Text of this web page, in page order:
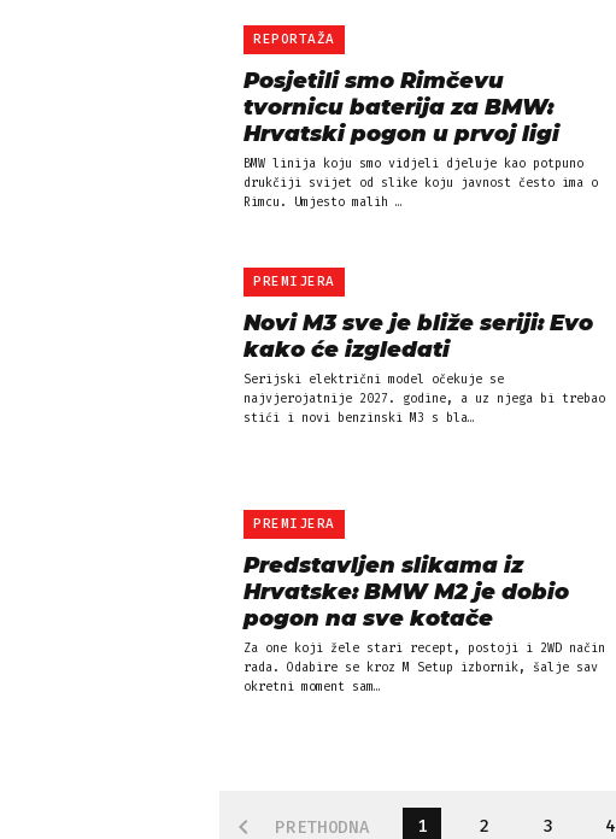
REPORTAŽA
Posjetili smo Rimčevu
tvornicu baterija za BMW:
Hrvatski pogon u prvoj ligi
BMW linija koju smo vidjeli djeluje kao potpuno
drukčiji svijet od slike koju javnost često ima o
Rimcu. Umjesto malih …
PREMIJERA
Novi M3 sve je bliže seriji: Evo
kako će izgledati
Serijski električni model očekuje se
najvjerojatnije 2027. godine, a uz njega bi trebao
stići i novi benzinski M3 s bla…
PREMIJERA
Predstavljen slikama iz
Hrvatske: BMW M2 je dobio
pogon na sve kotače
Za one koji žele stari recept, postoji i 2WD način
rada. Odabire se kroz M Setup izbornik, šalje sav
okretni moment sam…
PRETHODNA 1 2 3 4